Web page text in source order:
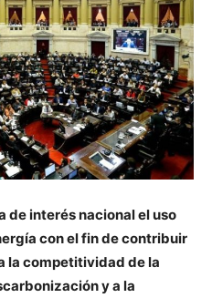
de interés nacional el uso
con el fin de contribuir
la competitividad de la
y a la